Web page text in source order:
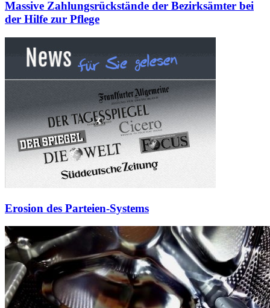
Massive Zahlungsrückstände der Bezirksämter bei
der Hilfe zur Pflege
Erosion des Parteien-Systems